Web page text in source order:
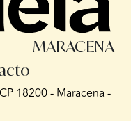
MARACENA
18200 - Maracena -